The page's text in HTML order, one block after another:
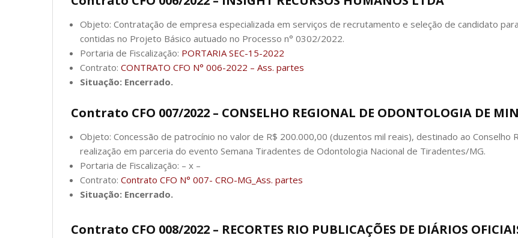
Objeto: Contratação de empresa especializada em serviços de recrutamento e seleção de candidato
contidas no Projeto Básico autuado no Processo n° 0302/2022.
Portaria de Fiscalização: PORTARIA SEC-15-2022
Contrato: CONTRATO CFO N° 006-2022 – Ass. partes
Situação: Encerrado.
Contrato CFO 007/2022 – CONSELHO REGIONAL DE ODONTOLOGIA DE
Objeto: Concessão de patrocínio no valor de R$ 200.000,00 (duzentos mil reais), destinado ao Conselho
realização em parceria do evento Semana Tiradentes de Odontologia Nacional de Tiradentes/MG.
Portaria de Fiscalização: – x –
Contrato: Contrato CFO N° 007- CRO-MG_Ass. partes
Situação: Encerrado.
Contrato CFO 008/2022 – RECORTES RIO PUBLICAÇÕES DE DIÁRIOS